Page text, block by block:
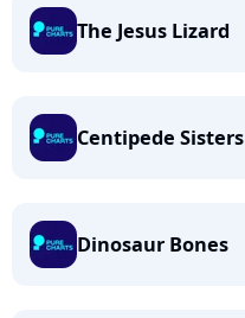
The Jesus Lizard
Centipede Sisters
Dinosaur Bones